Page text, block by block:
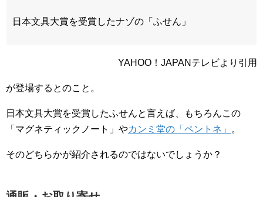
日本文具大賞を受賞したナゾの「ふせん」
YAHOO！JAPANテレビより引用
が登場するとのこと。
日本文具大賞を受賞したふせんと言えば、もちろんこの
「マグネティックノート」やカンミ堂の「ペントネ」 。
そのどちらかが紹介されるのではないでしょうか？